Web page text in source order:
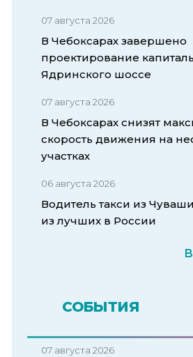
07 августа 2026
В Чебоксарах завершено
проектирование
Ядринского шоссе
07 августа 2026
В Чебоксарах снизят
скорость движения на
участках
06 августа 2026
Водитель такси из
из лучших в России
СОБЫТИЯ
07 августа 2026